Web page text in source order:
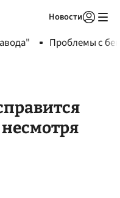
Новости
Проблемы с